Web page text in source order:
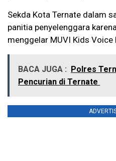
Sekda Kota Ternate dalam
panitia penyelenggara
menggelar MUVI Kids Voice
BACA JUGA :
Polres
Pencurian di Ternate